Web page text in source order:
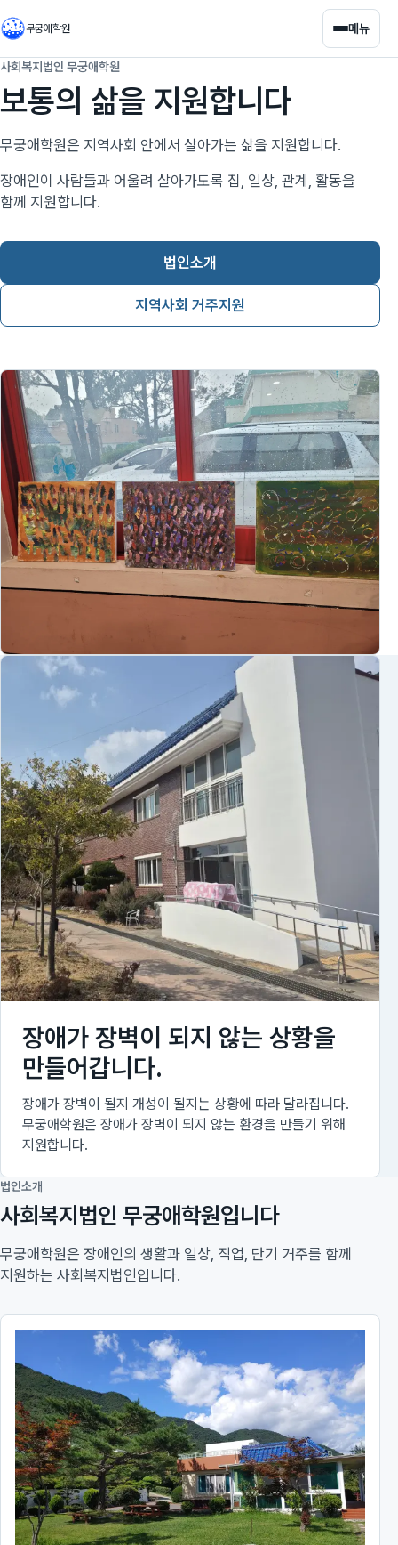
무궁애학원 메뉴
사회복지법인 무궁애학원
보통의 삶을 지원합니다
무궁애학원은 지역사회 안에서 살아가는 삶을 지원합니다.
장애인이 사람들과 어울려 살아가도록 집, 일상, 관계, 활동을
함께 지원합니다.
법인소개
지역사회 거주지원
장애가 장벽이 되지 않는 상황을
만들어갑니다.
장애가 장벽이 될지 개성이 될지는 상황에 따라 달라집니다.
무궁애학원은 장애가 장벽이 되지 않는 환경을 만들기 위해
지원합니다.
법인소개
사회복지법인 무궁애학원입니다
무궁애학원은 장애인의 생활과 일상, 직업, 단기 거주를 함께
지원하는 사회복지법인입니다.